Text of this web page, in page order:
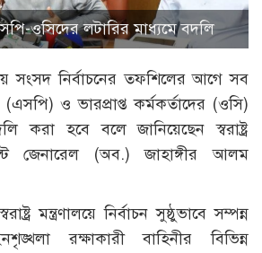
ওসিদের লটারির মাধ্যমে বদলি
সংসদ নির্বাচনের তফশিলের আগে সব
ও ভারপ্রাপ্ত কর্মকর্তাদের (ওসি)
করা হবে বলে জানিয়েছেন স্বরাষ্ট্র
জেনারেল (অব.) জাহাঙ্গীর আলম
মন্ত্রণালয়ে নির্বাচন সুষ্ঠুভাবে সম্পন্ন
রক্ষাকারী বাহিনীর বিভিন্ন